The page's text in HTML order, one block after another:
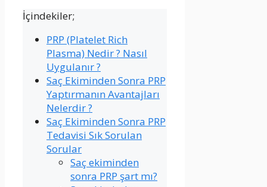
İçindekiler;
PRP (Platelet Rich
Plasma) Nedir ? Nasıl
Uygulanır ?
Saç Ekiminden Sonra PRP
Yaptırmanın Avantajları
Nelerdir ?
Saç Ekiminden Sonra PRP
Tedavisi Sık Sorulan
Sorular
Saç ekiminden
sonra PRP şart mı?